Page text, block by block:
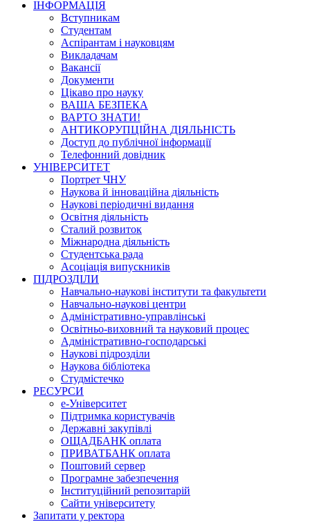
ІНФОРМАЦІЯ
Вступникам
Студентам
Аспірантам і науковцям
Викладачам
Вакансії
Документи
Цікаво про науку
ВАША БЕЗПЕКА
ВАРТО ЗНАТИ!
АНТИКОРУПЦІЙНА ДІЯЛЬНІСТЬ
Доступ до публічної інформації
Телефонний довідник
УНІВЕРСИТЕТ
Портрет ЧНУ
Наукова й інноваційна діяльність
Наукові періодичні видання
Освітня діяльність
Сталий розвиток
Міжнародна діяльність
Студентська рада
Асоціація випускників
ПІДРОЗДІЛИ
Навчально-наукові інститути та факультети
Навчально-наукові центри
Адміністративно-управлінські
Освітньо-виховний та науковий процес
Адміністративно-господарські
Наукові підрозділи
Наукова бібліотека
Студмістечко
РЕСУРСИ
е-Університет
Підтримка користувачів
Державні закупівлі
ОЩАДБАНК оплата
ПРИВАТБАНК оплата
Поштовий сервер
Програмне забезпечення
Інституційний репозитарій
Сайти університету
Запитати у ректора